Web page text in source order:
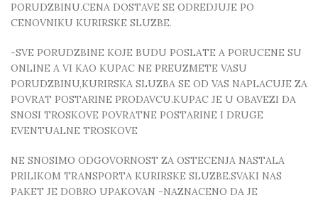
PORUDZBINU.CENA DOSTAVE SE ODREDJUJE PO
CENOVNIKU KURIRSKE SLUZBE.
-SVE PORUDZBINE KOJE BUDU POSLATE A PORUCENE SU
ONLINE A VI KAO KUPAC NE PREUZMETE VASU
PORUDZBINU,KURIRSKA SLUZBA SE OD VAS NAPLACUJE ZA
POVRAT POSTARINE PRODAVCU.KUPAC JE U OBAVEZI DA
SNOSI TROSKOVE POVRATNE POSTARINE I DRUGE
EVENTUALNE TROSKOVE
NE SNOSIMO ODGOVORNOST ZA OSTECENJA NASTALA
PRILIKOM TRANSPORTA KURIRSKE SLUZBE.SVAKI NAS
PAKET JE DOBRO UPAKOVAN -NAZNACENO DA JE